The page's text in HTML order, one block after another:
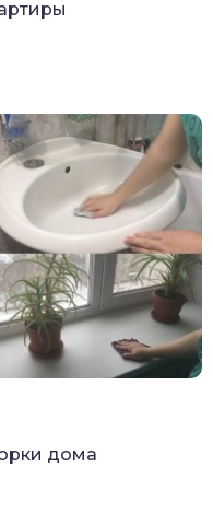
дома